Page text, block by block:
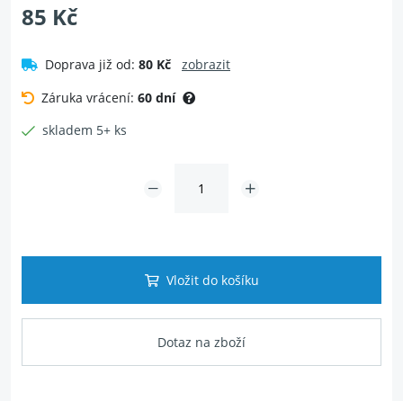
85 Kč
Doprava již od: 80 Kč
zobrazit
Záruka vrácení: 60 dní
skladem 5+ ks
Vložit do košíku
Dotaz na zboží